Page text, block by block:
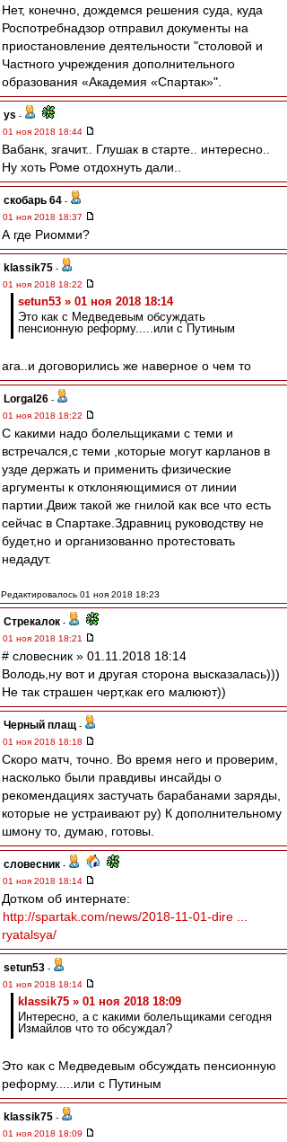
Нет, конечно, дождемся решения суда, куда
Роспотребнадзор отправил документы на
приостановление деятельности "столовой и
Частного учреждения дополнительного
образования «Академия «Спартак»".
ys -
01 ноя 2018 18:44
Вабанк, згачит.. Глушак в старте.. интересно..
Ну хоть Роме отдохнуть дали..
скобарь 64 -
01 ноя 2018 18:37
А где Риомми?
klassik75 -
01 ноя 2018 18:22
setun53 » 01 ноя 2018 18:14
Это как с Медведевым обсуждать
пенсионную реформу.....или с Путиным
ага..и договорились же наверное о чем то
Lorgal26 -
01 ноя 2018 18:22
С какими надо болельщиками с теми и
встречался,с теми ,которые могут карланов в
узде держать и применить физические
аргументы к отклоняющимися от линии
партии.Движ такой же гнилой как все что есть
сейчас в Спартаке.Здравниц руководству не
будет,но и организованно протестовать
недадут.
Редактировалось 01 ноя 2018 18:23
Стрекалок -
01 ноя 2018 18:21
# словесник » 01.11.2018 18:14
Володь,ну вот и другая сторона высказалась)))
Не так страшен черт,как его малюют))
Черный плащ -
01 ноя 2018 18:18
Скоро матч, точно. Во время него и проверим,
насколько были правдивы инсайды о
рекомендациях застучать барабанами заряды,
которые не устраивают ру) К дополнительному
шмону то, думаю, готовы.
словесник -
01 ноя 2018 18:14
Дотком об интернате:
http://spartak.com/news/2018-11-01-dire ...
ryatalsya/
setun53 -
01 ноя 2018 18:14
klassik75 » 01 ноя 2018 18:09
Интересно, а с какими болельщиками сегодня
Измайлов что то обсуждал?
Это как с Медведевым обсуждать пенсионную
реформу.....или с Путиным
klassik75 -
01 ноя 2018 18:09